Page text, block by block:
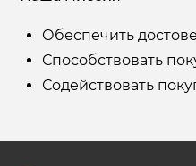
Обеспечить
Способствовать
Содействовать